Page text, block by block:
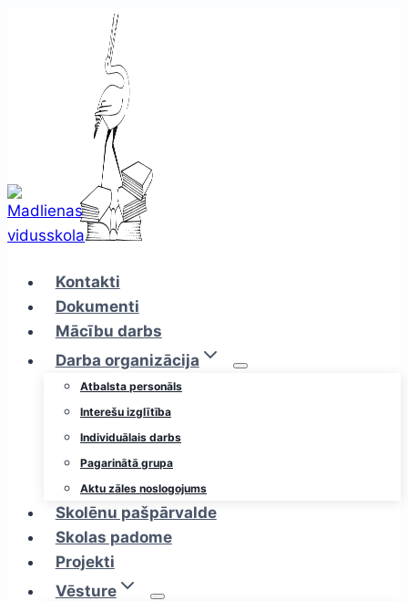
Kontakti
Dokumenti
Mācību darbs
Darba organizācija
Atbalsta personāls
Interešu izglītība
Individuālais darbs
Pagarinātā grupa
Aktu zāles noslogojums
Skolēnu pašpārvalde
Skolas padome
Projekti
Vēsture